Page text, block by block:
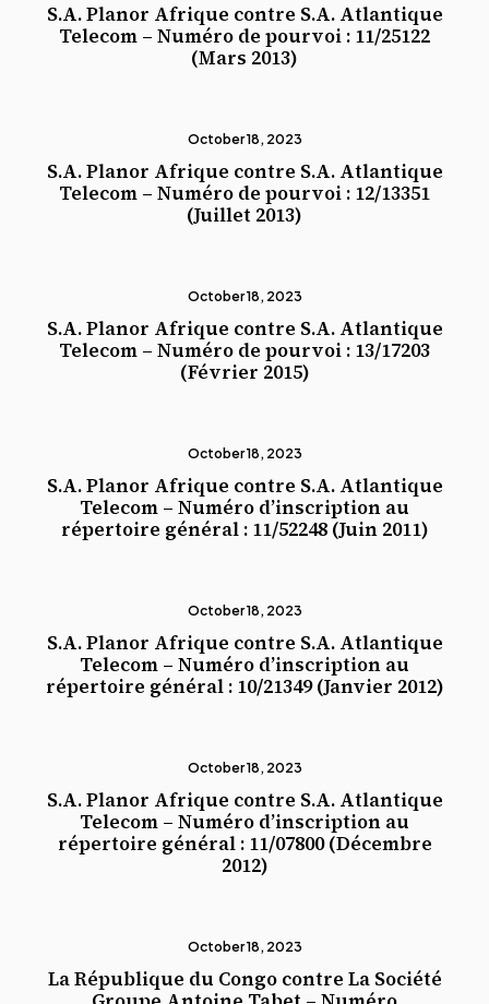
S.A. Planor Afrique contre S.A. Atlantique
Telecom – Numéro de pourvoi : 11/25122
(Mars 2013)
October 18, 2023
S.A. Planor Afrique contre S.A. Atlantique
Telecom – Numéro de pourvoi : 12/13351
(Juillet 2013)
October 18, 2023
S.A. Planor Afrique contre S.A. Atlantique
Telecom – Numéro de pourvoi : 13/17203
(Février 2015)
October 18, 2023
S.A. Planor Afrique contre S.A. Atlantique
Telecom – Numéro d’inscription au
répertoire général : 11/52248 (Juin 2011)
October 18, 2023
S.A. Planor Afrique contre S.A. Atlantique
Telecom – Numéro d’inscription au
répertoire général : 10/21349 (Janvier 2012)
October 18, 2023
S.A. Planor Afrique contre S.A. Atlantique
Telecom – Numéro d’inscription au
répertoire général : 11/07800 (Décembre
2012)
October 18, 2023
La République du Congo contre La Société